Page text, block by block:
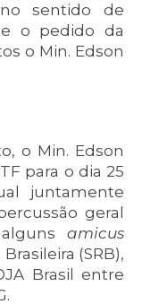
sentido de
o pedido da
o Min. Edson
o Min. Edson
para o dia 25
juntamente
geral
amicus
(SRB),
Brasil entre